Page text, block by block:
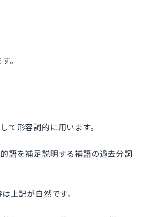
。
形容詞的に用います。
語を補足説明する補語の過去分詞
上記が自然です。